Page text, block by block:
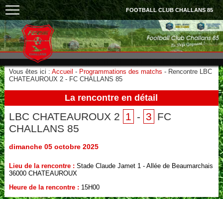
FOOTBALL CLUB CHALLANS 85
Vous êtes ici : Accueil - Programmations des matchs - Rencontre LBC
CHATEAUROUX 2 - FC CHALLANS 85
La rencontre en détail
LBC CHATEAUROUX 2 1 - 3 FC
CHALLANS 85
dimanche 05 octobre 2025
Lieu de la rencontre : Stade Claude Jamet 1 - Allée de Beaumarchais
36000 CHATEAUROUX
Heure de la rencontre : 15H00